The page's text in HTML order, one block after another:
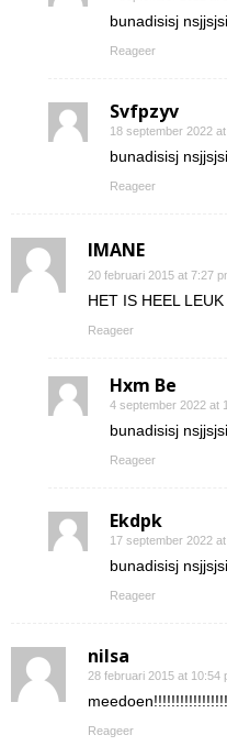
bunadisisj
Reageer
Svfpzyv
18 september 2022
bunadisisj
Reageer
IMANE
20 februari 2015 at 7:27
HET IS HEEL LEUK
Reageer
Hxm Be
4 september 2022 at
bunadisisj
Reageer
Ekdpk
17 september 2022
bunadisisj
Reageer
nilsa
28 februari 2015 at 10:54
Reageer